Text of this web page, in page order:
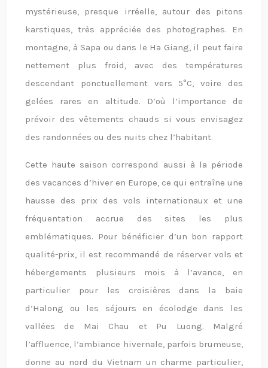
mystérieuse, presque irréelle, autour des pitons
karstiques, très appréciée des photographes. En
montagne, à Sapa ou dans le Ha Giang, il peut faire
nettement plus froid, avec des températures
descendant ponctuellement vers 5°C, voire des
gelées rares en altitude. D’où l’importance de
prévoir des vêtements chauds si vous envisagez
des randonnées ou des nuits chez l’habitant.
Cette haute saison correspond aussi à la période
des vacances d’hiver en Europe, ce qui entraîne une
hausse des prix des vols internationaux et une
fréquentation accrue des sites les plus
emblématiques. Pour bénéficier d’un bon rapport
qualité-prix, il est recommandé de réserver vols et
hébergements plusieurs mois à l’avance, en
particulier pour les croisières dans la baie
d’Halong ou les séjours en écolodge dans les
vallées de Mai Chau et Pu Luong. Malgré
l’affluence, l’ambiance hivernale, parfois brumeuse,
donne au nord du Vietnam un charme particulier,